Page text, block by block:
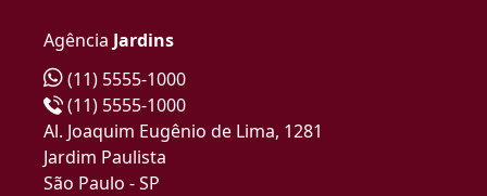
Agência Jardins
(11) 5555-1000
(11) 5555-1000
Al. Joaquim Eugênio de Lima, 1281
Jardim Paulista
São Paulo - SP